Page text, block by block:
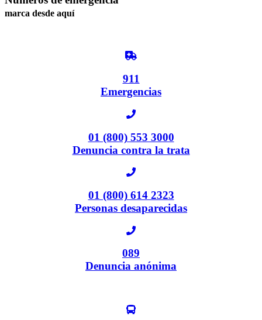
marca desde aquí
911
Emergencias
01 (800) 553 3000
Denuncia contra la trata
01 (800) 614 2323
Personas desaparecidas
089
Denuncia anónima